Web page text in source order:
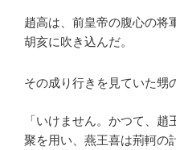
趙高は、前皇帝の腹心の将
胡亥に吹き込んだ。
その成り行きを見ていた甥
「いけません。かつて、
聚を用い、燕王喜は荊軻の